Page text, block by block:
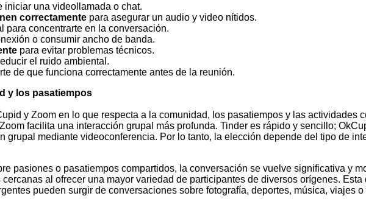
iniciar una videollamada o chat.
correctamente para asegurar un audio y video nítidos.
para concentrarte en la conversación.
o consumir ancho de banda.
para evitar problemas técnicos.
el ruido ambiental.
de que funciona correctamente antes de la reunión.
y los pasatiempos
y Zoom en lo que respecta a la comunidad, los pasatiempos y las actividades
facilita una interacción grupal más profunda. Tinder es rápido y sencillo;
grupal mediante videoconferencia. Por lo tanto, la elección depende del tipo de
pasiones o pasatiempos compartidos, la conversación se vuelve significativa y
al ofrecer una mayor variedad de participantes de diversos orígenes.
pueden surgir de conversaciones sobre fotografía, deportes, música, viajes